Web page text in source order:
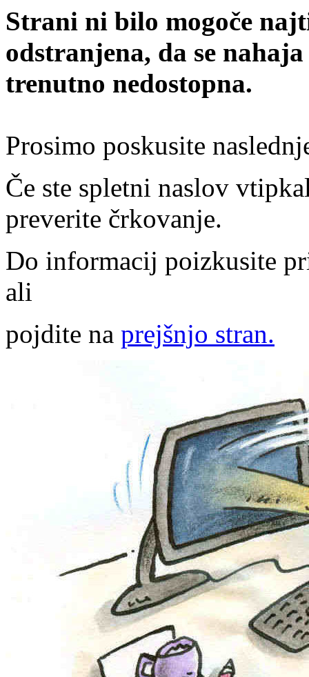
Strani ni bilo mogoče
odstranjena, da se
trenutno nedostopna.
Prosimo poskusite
Če ste spletni naslov
preverite črkovanje.
Do informacij poizkusite
ali
pojdite na prejšnjo stran.